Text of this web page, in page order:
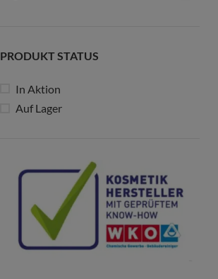
PRODUKT STATUS
In Aktion
Auf Lager